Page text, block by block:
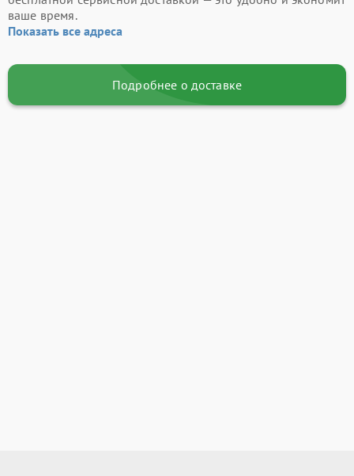
ваше время.
Показать все адреса
Подробнее о доставке